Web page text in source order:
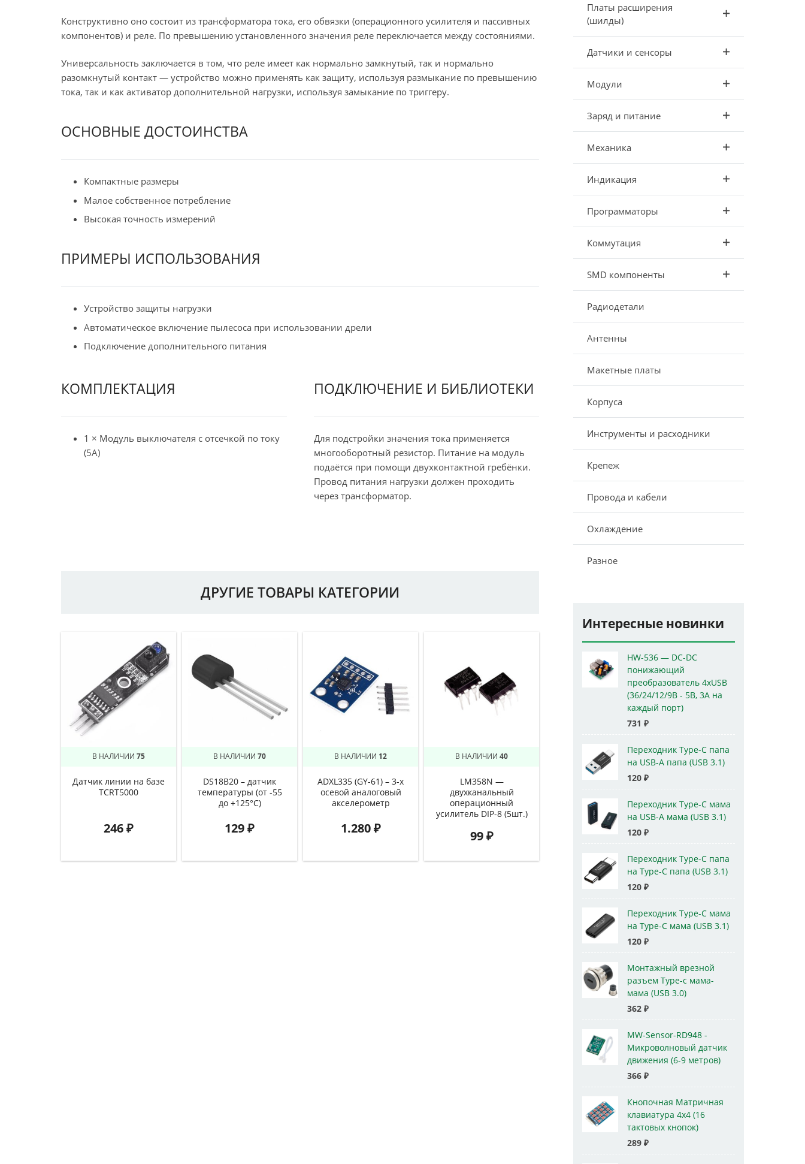
Конструктивно оно состоит из трансформатора тока, его обвязки (операционного усилителя и пассивных
компонентов) и реле. По превышению установленного значения реле переключается между состояниями.
Универсальность заключается в том, что реле имеет как нормально замкнутый, так и нормально
разомкнутый контакт — устройство можно применять как защиту, используя размыкание по превышению
тока, так и как активатор дополнительной нагрузки, используя замыкание по триггеру.
ОСНОВНЫЕ ДОСТОИНСТВА
Компактные размеры
Малое собственное потребление
Высокая точность измерений
ПРИМЕРЫ ИСПОЛЬЗОВАНИЯ
Устройство защиты нагрузки
Автоматическое включение пылесоса при использовании дрели
Подключение дополнительного питания
КОМПЛЕКТАЦИЯ
1 × Модуль выключателя с отсечкой по току
(5А)
ПОДКЛЮЧЕНИЕ И БИБЛИОТЕКИ
Для подстройки значения тока применяется
многооборотный резистор. Питание на модуль
подаётся при помощи двухконтактной гребёнки.
Провод питания нагрузки должен проходить
через трансформатор.
ДРУГИЕ ТОВАРЫ КАТЕГОРИИ
В НАЛИЧИИ 75
Датчик линии на базе
TCRT5000
246₽
В НАЛИЧИИ 70
DS18B20 – датчик
температуры (от -55
до +125°C)
129₽
В НАЛИЧИИ 12
ADXL335 (GY-61) – 3-х
осевой аналоговый
акселерометр
1.280₽
В НАЛИЧИИ 40
LM358N —
двухканальный
операционный
усилитель DIP-8 (5шт.)
99₽
Платы расширения
(шилды)
Датчики и сенсоры
Модули
Заряд и питание
Механика
Индикация
Программаторы
Коммутация
SMD компоненты
Радиодетали
Антенны
Макетные платы
Корпуса
Инструменты и расходники
Крепеж
Провода и кабели
Охлаждение
Разное
Интересные новинки
HW-536 — DC-DC
понижающий
преобразователь 4xUSB
(36/24/12/9В - 5В, 3А на
каждый порт)
731 ₽
Переходник Type-C папа
на USB-A папа (USB 3.1)
120 ₽
Переходник Type-C мама
на USB-A мама (USB 3.1)
120 ₽
Переходник Type-C папа
на Type-C папа (USB 3.1)
120 ₽
Переходник Type-C мама
на Type-C мама (USB 3.1)
120 ₽
Монтажный врезной
разъем Type-c мама-
мама (USB 3.0)
362 ₽
MW-Sensor-RD948 -
Микроволновый датчик
движения (6-9 метров)
366 ₽
Кнопочная Матричная
клавиатура 4x4 (16
тактовых кнопок)
289 ₽